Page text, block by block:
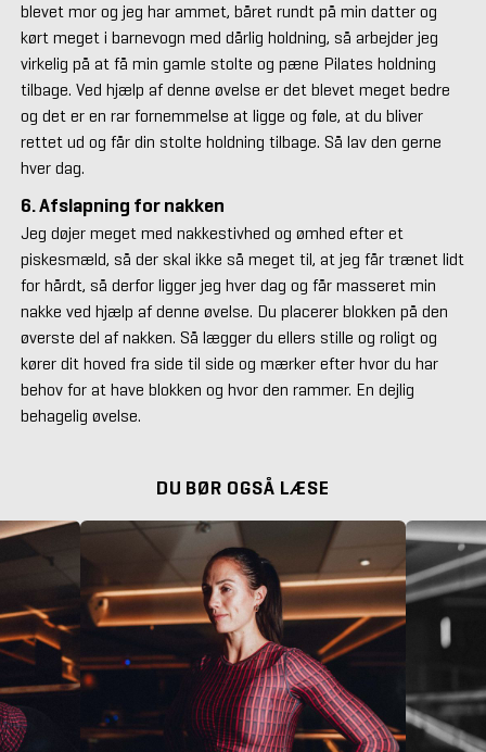
blevet mor og jeg har ammet, båret rundt på min datter og
kørt meget i barnevogn med dårlig holdning, så arbejder jeg
virkelig på at få min gamle stolte og pæne Pilates holdning
tilbage. Ved hjælp af denne øvelse er det blevet meget bedre
og det er en rar fornemmelse at ligge og føle, at du bliver
rettet ud og får din stolte holdning tilbage. Så lav den gerne
hver dag.
6. Afslapning for nakken
Jeg døjer meget med nakkestivhed og ømhed efter et
piskesmæld, så der skal ikke så meget til, at jeg får trænet lidt
for hårdt, så derfor ligger jeg hver dag og får masseret min
nakke ved hjælp af denne øvelse. Du placerer blokken på den
øverste del af nakken. Så lægger du ellers stille og roligt og
kører dit hoved fra side til side og mærker efter hvor du har
behov for at have blokken og hvor den rammer. En dejlig
behagelig øvelse.
DU BØR OGSÅ LÆSE